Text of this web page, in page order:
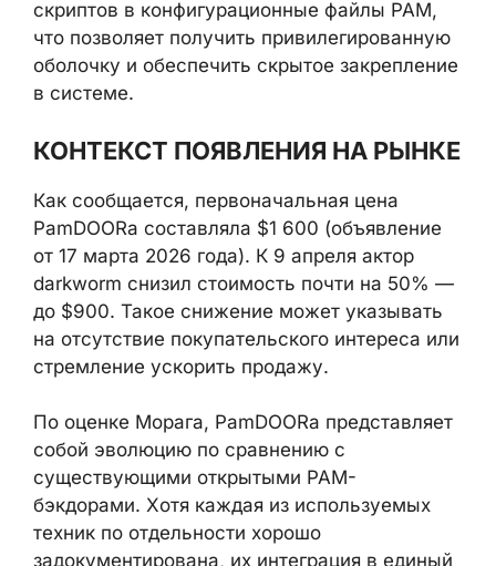
что позволяет получить
привилегированную оболочку и обеспечить
скрытое закрепление в системе.
КОНТЕКСТ ПОЯВЛЕНИЯ НА
РЫНКЕ
Как сообщается, первоначальная цена
PamDOORa составляла $1 600 (объявление
от 17 марта 2026 года). К 9 апреля актор
darkworm снизил стоимость почти на 50%
— до $900. Такое снижение может
указывать на отсутствие покупательского
интереса или стремление ускорить
продажу.
По оценке Морага, PamDOORa
представляет собой эволюцию по
сравнению с существующими открытыми
PAM-бэкдорами. Хотя каждая из